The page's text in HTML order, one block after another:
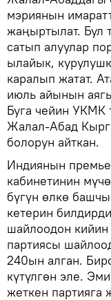
мэриянын
жаңыртылат. Бул
сатып алуулар
ылайык,
каралып жатат.
июль айынын
Буга чейин УКМК
Жалал-Абад
болорун айткан.
Индиянын
кабинетинин
бүгүн өлкө
кетерин
шайлоодон
партиясы
240ын алган.
күтүлгөн эле.
жеткен партияга